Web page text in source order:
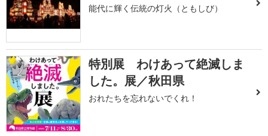
能代に輝く伝統の灯火（ともしび）
2
特別展 わけあって絶滅しま
した。展／秋田県
おれたちを忘れないでくれ！